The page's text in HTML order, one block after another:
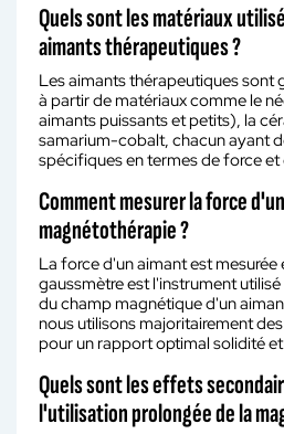
Quels sont les matériaux
aimants thérapeutiques ?
Les aimants thérapeutiques sont
à partir de matériaux comme le
aimants puissants et petits), la
samarium-cobalt, chacun ayant
spécifiques en termes de force et
Comment mesurer la force
magnétothérapie ?
La force d'un aimant est mesurée
gaussmètre est l'instrument
du champ magnétique d'un
nous utilisons majoritairement
pour un rapport optimal solidité
Quels sont les effets
l'utilisation prolongée de la